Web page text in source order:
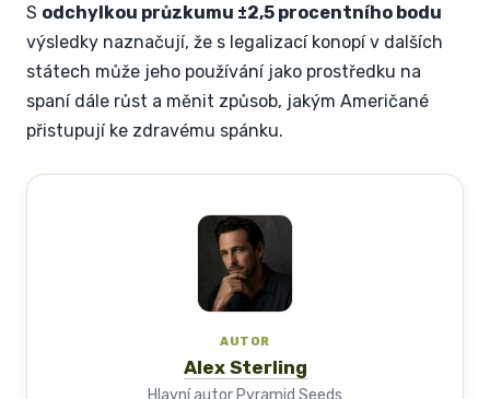
S odchylkou průzkumu ±2,5 procentního bodu
výsledky naznačují, že s legalizací konopí v dalších
státech může jeho používání jako prostředku na
spaní dále růst a měnit způsob, jakým Američané
přistupují ke zdravému spánku.
AUTOR
Alex Sterling
Hlavní autor Pyramid Seeds